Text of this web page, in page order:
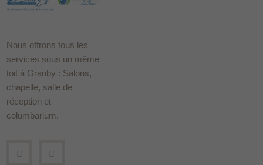
Nous offrons tous les
services sous un même
toit à Granby : Salons,
chapelle, salle de
réception et
columbarium.